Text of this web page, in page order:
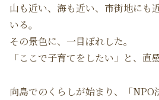
山も近い、海も近い、市街地にも
いる。
その景色に、一目ぼれした。
「ここで子育てをしたい」と、直
向島でのくらしが始まり、「NPO